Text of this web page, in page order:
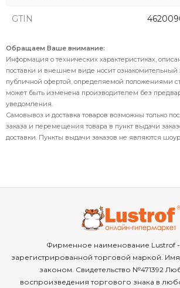
GTIN
Обращаем Ваше внимание:
Информация о технических характеристиках,
поставки и внешнем виде носит ознакомительный
публичной офертой, определяемой положениями
может быть изменена производителем без
уведомления.
Самовывоз и доставка товаров возможны только
заказа и перемещения товара в пункт выдачи
доставки. Пункты выдачи заказов не являются
Фирменное наименование Lustrof -
зарегистрированной торговой маркой.
законом. Свидетельство №471392
воспроизведения торгового знака в